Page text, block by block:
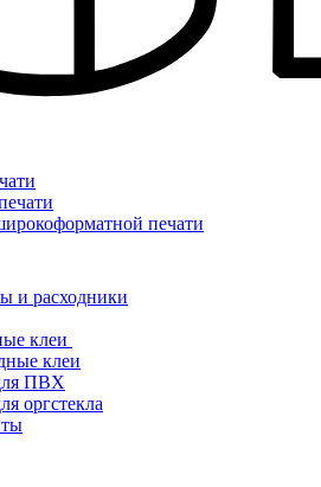
печати
и расходники
клеи
клеи
ПВХ
оргстекла